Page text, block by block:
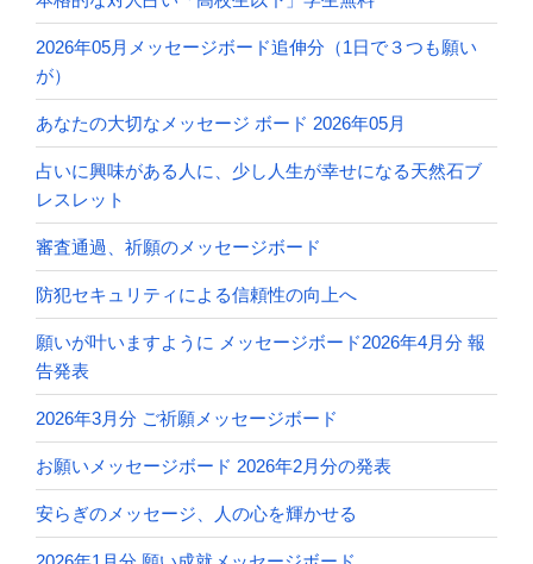
2026年05月メッセージボード追伸分（1日で３つも願い
が）
あなたの大切なメッセージ ボード 2026年05月
占いに興味がある人に、少し人生が幸せになる天然石ブ
レスレット
審査通過、祈願のメッセージボード
防犯セキュリティによる信頼性の向上へ
願いが叶いますように メッセージボード2026年4月分 報
告発表
2026年3月分 ご祈願メッセージボード
お願いメッセージボード 2026年2月分の発表
安らぎのメッセージ、人の心を輝かせる